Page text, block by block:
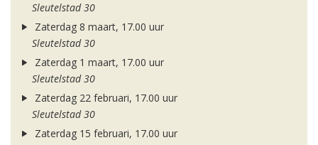
Sleutelstad 30
Zaterdag 8 maart, 17.00 uur
Sleutelstad 30
Zaterdag 1 maart, 17.00 uur
Sleutelstad 30
Zaterdag 22 februari, 17.00 uur
Sleutelstad 30
Zaterdag 15 februari, 17.00 uur